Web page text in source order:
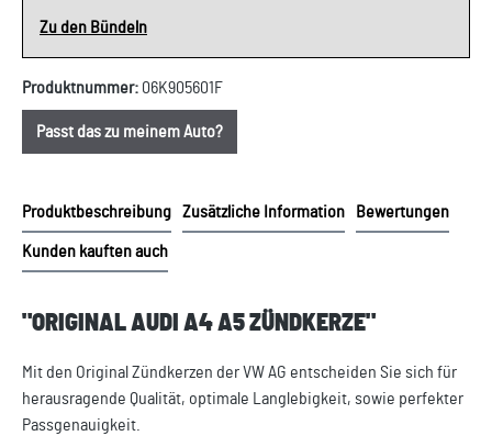
Zu den Bündeln
Produktnummer: 06K905601F
Passt das zu meinem Auto?
Produktbeschreibung Zusätzliche Information Bewertungen
Kunden kauften auch
"ORIGINAL AUDI A4 A5 ZÜNDKERZE"
Mit den Original Zündkerzen der VW AG entscheiden Sie sich für
herausragende Qualität, optimale Langlebigkeit, sowie perfekter
Passgenauigkeit.